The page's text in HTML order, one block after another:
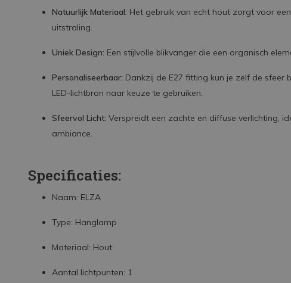
Natuurlijk Materiaal: Het gebruik van echt hout zorgt voor
uitstraling.
Uniek Design: Een stijlvolle blikvanger die een organisch
Personaliseerbaar: Dankzij de E27 fitting kun je zelf de
LED-lichtbron naar keuze te gebruiken.
Sfeervol Licht: Verspreidt een zachte en diffuse verlichting,
ambiance.
Specificaties:
Naam: ELZA
Type: Hanglamp
Materiaal: Hout
Aantal lichtpunten: 1